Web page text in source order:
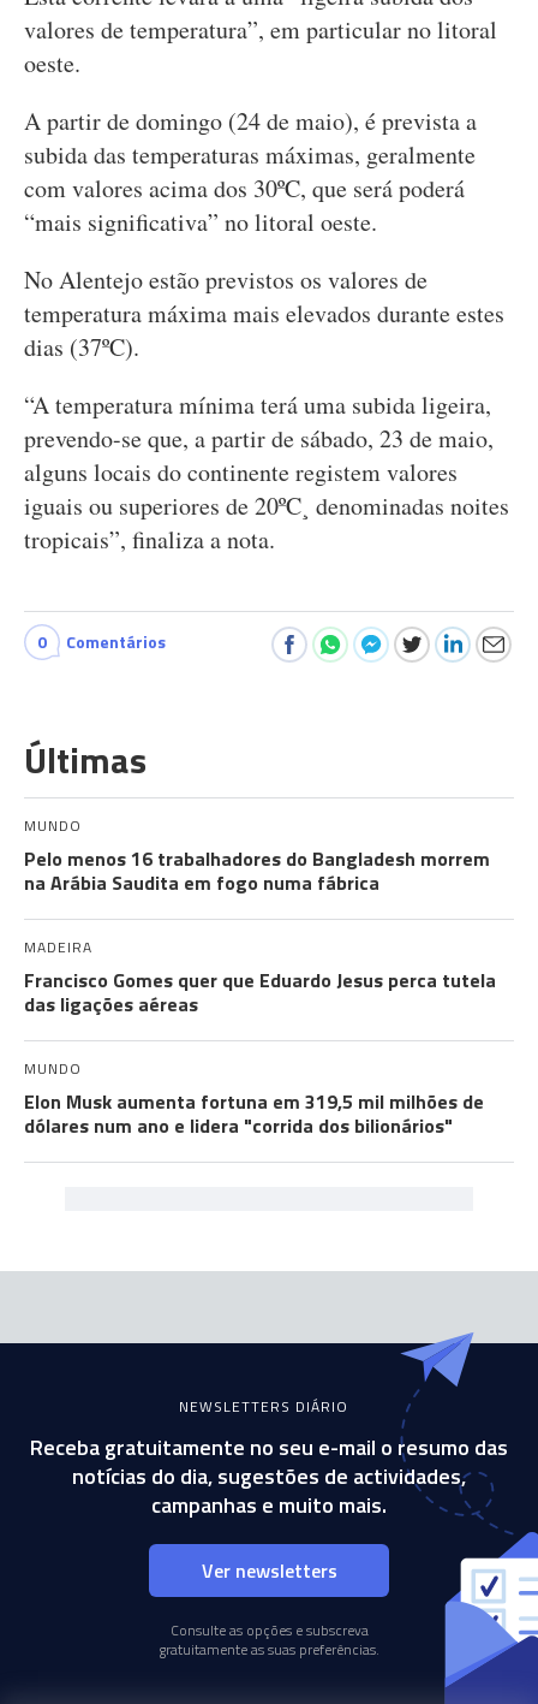
valores de temperatura”, em particular no litoral
oeste.
A partir de domingo (24 de maio), é prevista a
subida das temperaturas máximas, geralmente
com valores acima dos 30ºC, que será poderá
“mais significativa” no litoral oeste.
No Alentejo estão previstos os valores de
temperatura máxima mais elevados durante estes
dias (37ºC).
“A temperatura mínima terá uma subida ligeira,
prevendo-se que, a partir de sábado, 23 de maio,
alguns locais do continente registem valores
iguais ou superiores de 20ºC¸ denominadas noites
tropicais”, finaliza a nota.
0 Comentários
Últimas
MUNDO
Pelo menos 16 trabalhadores do Bangladesh morrem
na Arábia Saudita em fogo numa fábrica
MADEIRA
Francisco Gomes quer que Eduardo Jesus perca tutela
das ligações aéreas
MUNDO
Elon Musk aumenta fortuna em 319,5 mil milhões de
dólares num ano e lidera "corrida dos bilionários"
NEWSLETTERS DIÁRIO
Receba gratuitamente no seu e-mail o resumo das
notícias do dia, sugestões de actividades,
campanhas e muito mais.
Ver newsletters
Consulte as opções e subscreva
gratuitamente as suas preferências.